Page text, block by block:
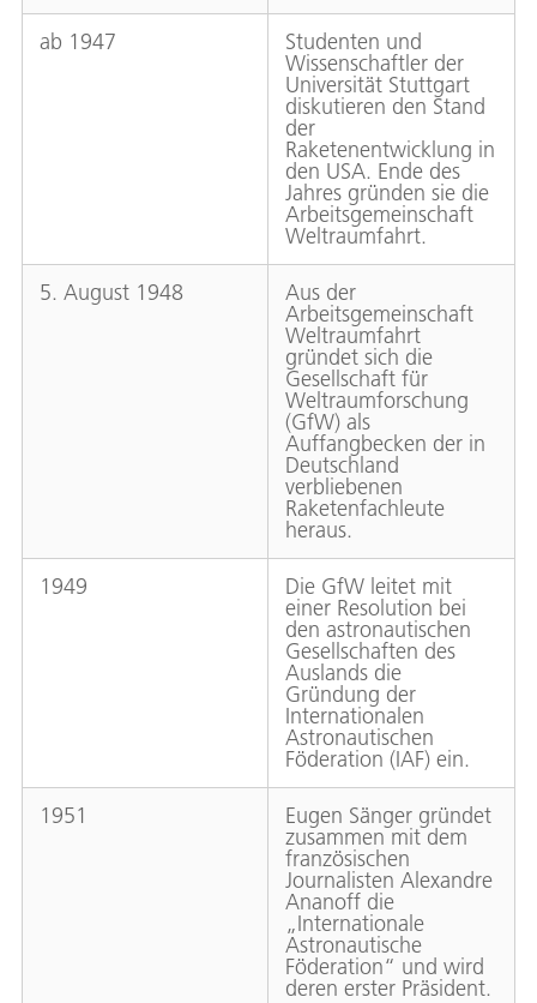
ab 1947 Studenten und
Wissenschaftler der
Universität Stuttgart
diskutieren den Stand
der
Raketenentwicklung in
den USA. Ende des
Jahres gründen sie die
Arbeitsgemeinschaft
Weltraumfahrt.
5. August 1948 Aus der
Arbeitsgemeinschaft
Weltraumfahrt
gründet sich die
Gesellschaft für
Weltraumforschung
(GfW) als
Auffangbecken der in
Deutschland
verbliebenen
Raketenfachleute
heraus.
1949 Die GfW leitet mit
einer Resolution bei
den astronautischen
Gesellschaften des
Auslands die
Gründung der
Internationalen
Astronautischen
Föderation (IAF) ein.
1951 Eugen Sänger gründet
zusammen mit dem
französischen
Journalisten Alexandre
Ananoff die
„Internationale
Astronautische
Föderation“ und wird
deren erster Präsident.